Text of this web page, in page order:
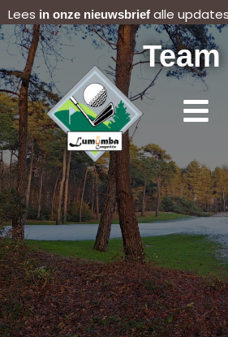
Lees in onze nieuwsbrief alle
Team